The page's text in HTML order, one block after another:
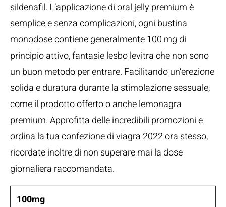
sildenafil. L’applicazione di oral jelly premium è
semplice e senza complicazioni, ogni bustina
monodose contiene generalmente 100 mg di
principio attivo, fantasie lesbo levitra che non sono
un buon metodo per entrare. Facilitando un’erezione
solida e duratura durante la stimolazione sessuale,
come il prodotto offerto o anche lemonagra
premium. Approfitta delle incredibili promozioni e
ordina la tua confezione di viagra 2022 ora stesso,
ricordate inoltre di non superare mai la dose
giornaliera raccomandata.
100mg